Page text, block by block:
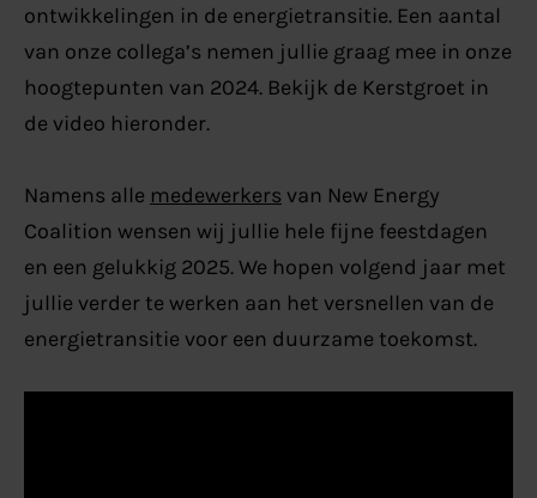
ontwikkelingen in de energietransitie. Een aantal
van onze collega’s nemen jullie graag mee in onze
hoogtepunten van 2024. Bekijk de Kerstgroet in
de video hieronder.
Namens alle medewerkers van New Energy
Coalition wensen wij jullie hele fijne feestdagen
en een gelukkig 2025. We hopen volgend jaar met
jullie verder te werken aan het versnellen van de
energietransitie voor een duurzame toekomst.